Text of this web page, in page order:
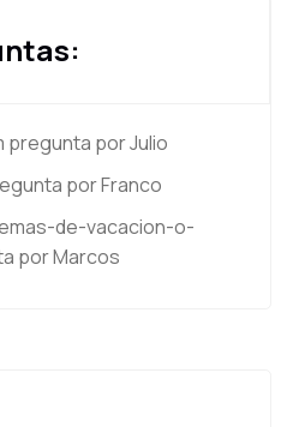
pregunta por Julio
por Franco
de-vacacion-o-
por Marcos